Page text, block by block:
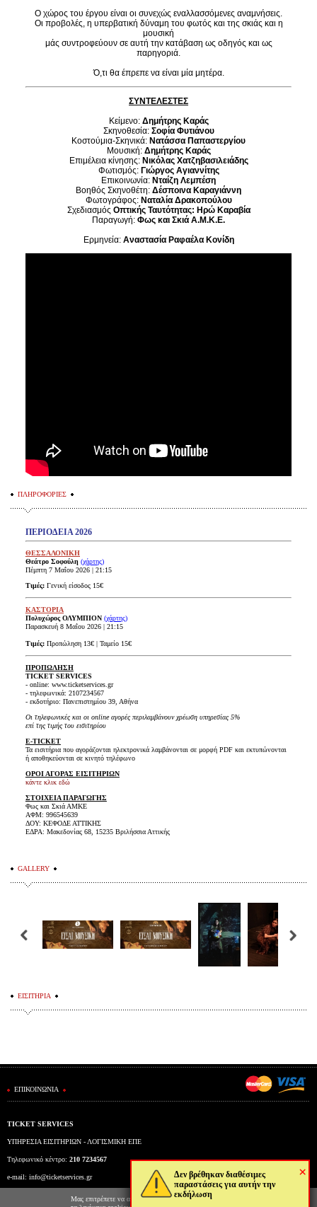
×
Δεν βρέθηκαν διαθέσιμες
παραστάσεις για αυτήν την
εκδήλωση
Ο χώρος του έργου είναι οι συνεχώς εναλλασσόμενες αναμνήσεις.
Οι προβολές, η υπερβατική δύναμη του φωτός και της σκιάς και η
μουσική
μάς συντροφεύουν σε αυτή την κατάβαση ως οδηγός και ως
παρηγοριά.
Ό,τι θα έπρεπε να είναι μία μητέρα.
ΣΥΝΤΕΛΕΣΤΕΣ
Κείμενο: Δημήτρης Καράς
Σκηνοθεσία: Σοφία Φυτιάνου
Κοστούμια-Σκηνικά: Νατάσσα Παπαστεργίου
Μουσική: Δημήτρης Καράς
Επιμέλεια κίνησης:Νικόλας Χατζηβασιλειάδης
Φωτισμός: Γιώργος Αγιαννίτης
Επικοινωνία: Νταίζη Λεμπέση
Βοηθός Σκηνοθέτη: Δέσποινα Καραγιάννη
Φωτογράφος: Ναταλία Δρακοπούλου
Σχεδιασμός Οπτικής Ταυτότητας: Ηρώ Καραβία
Παραγωγή: Φως και Σκιά Α.Μ.Κ.Ε.
Ερμηνεία: Αναστασία Ραφαέλα Κονίδη
ΠΛΗΡΟΦΟΡΙΕΣ
ΠΕΡΙΟΔΕΙΑ 2026
ΘΕΣΣΑΛΟΝΙΚΗ
Θεάτρο Σοφούλη (χάρτης)
Πέμπτη 7 Μαΐου 2026 | 21:15
Τιμές:Γενική είσοδος 15€
ΚΑΣΤΟΡΙΑ
Πολυχώρος ΟΛΥΜΠΙΟΝ (χάρτης)
Παρασκευή 8 Μαΐου 2026 | 21:15
Τιμές:Προπώληση 13€ | Ταμείο 15€
ΠΡΟΠΩΛΗΣΗ
TICKET SERVICES
- online: www.ticketservices.gr
- τηλεφωνικά: 2107234567
- εκδοτήριο: Πανεπιστημίου 39, Αθήνα
Οι τηλεφωνικές και οι online αγορές περιλαμβάνουν χρέωση υπηρεσίας 5%
επί της τιμής του εισιτηρίου
E-TICKET
Τα εισιτήρια που αγοράζονται ηλεκτρονικά λαμβάνονται σε μορφή PDF και εκτυπώνονται
ή αποθηκεύονται σε κινητό τηλέφωνο
ΟΡΟΙ ΑΓΟΡΑΣ ΕΙΣΙΤΗΡΙΩΝ
κάντε κλικ εδώ
ΣΤΟΙΧΕΙΑ ΠΑΡΑΓΩΓΗΣ
Φως και Σκιά ΑΜΚΕ
ΑΦΜ: 996545639
ΔΟΥ: ΚΕΦΟΔΕ ΑΤΤΙΚΗΣ
ΕΔΡΑ: Μακεδονίας 68, 15235 Βριλήσσια Αττικής
GALLERY
ΕΙΣΙΤΗΡΙΑ
ΕΠΙΚΟΙΝΩΝΙΑ
TICKET SERVICES
ΥΠΗΡΕΣΙΑ ΕΙΣΙΤΗΡΙΩΝ - ΛΟΓΙΣΜΙΚΗ ΕΠΕ
Τηλεφωνικό κέντρο: 210 7234567
e-mail: info@ticketservices.gr
Εκδοτήριο: Πανεπιστημίου 39 (Στοά Πεσμαζόγλου), Αθήνα
Μας επιτρέπετε να αποθηκεύουμε στον φυλλομετρητή σας